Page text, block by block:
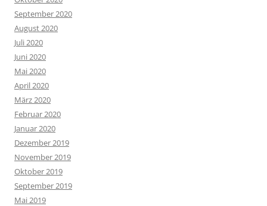
September 2020
August 2020
Juli 2020
Juni 2020
Mai 2020
April 2020
März 2020
Februar 2020
Januar 2020
Dezember 2019
November 2019
Oktober 2019
September 2019
Mai 2019